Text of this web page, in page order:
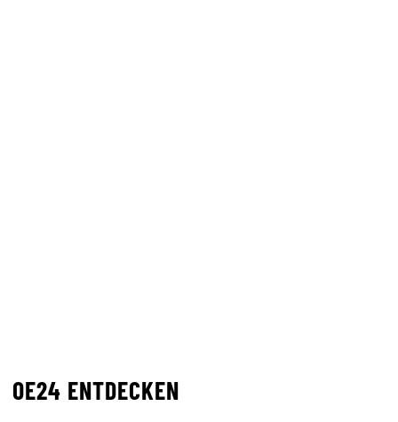
OE24 ENTDECKEN